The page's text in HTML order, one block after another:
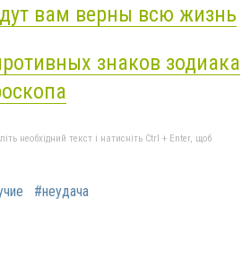
вам верны всю жизнь
знаков зодиака
необхідний текст і натисніть Ctrl + Enter, щоб
#неудача